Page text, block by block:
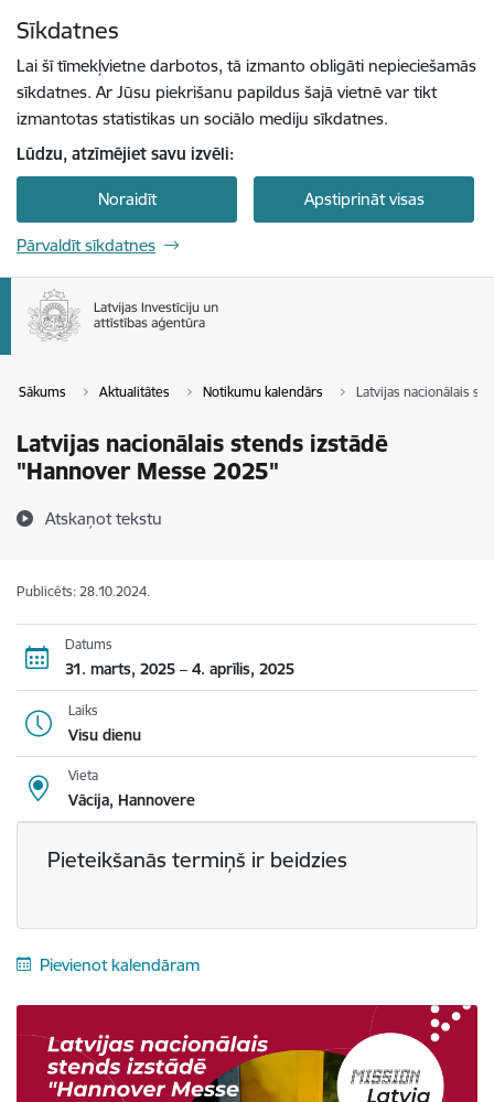
Sīkdatnes
Lai šī tīmekļvietne darbotos, tā izmanto obligāti nepieciešamās
sīkdatnes. Ar Jūsu piekrišanu papildus šajā vietnē var tikt
izmantotas statistikas un sociālo mediju sīkdatnes.
Lūdzu, atzīmējiet savu izvēli:
Noraidīt Apstiprināt visas
Pārvaldīt sīkdatnes
Sākums Aktualitātes Notikumu kalendārs Latvijas nacionālais
Latvijas nacionālais stends izstādē
"Hannover Messe 2025"
Atskaņot tekstu
Publicēts: 28.10.2024.
Datums
31. marts, 2025 – 4. aprīlis, 2025
Laiks
Visu dienu
Vieta
Vācija, Hannovere
Pieteikšanās termiņš ir beidzies
Pievienot kalendāram